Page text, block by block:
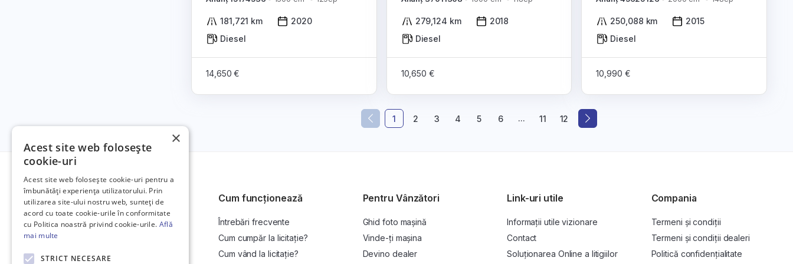
181,721 km
2020
Diesel
14,650 €
279,124 km
2018
Diesel
10,650 €
250,088 km
2015
Diesel
10,990 €
1 2 3 4 5 6 ... 11 12
Platformă de anunțuri auto și licitații
auto online.
Cum funcționează
Întrebări frecvente
Cum cumpăr la licitație?
Cum vând la licitație?
Pentru Vânzători
Ghid foto mașină
Vinde-ți mașina
Devino dealer
Link-uri utile
Informații utile vizionare
Contact
Soluționarea Online a litigiilor
Compania
Termeni și condiții
Termeni și condiții dealeri
Politică confidențialitate
×
Acest site web folosește
cookie-uri
Acest site web folosește cookie-uri pentru a
îmbunătăți experiența utilizatorului. Prin
utilizarea site-ului nostru web, sunteți de
acord cu toate cookie-urile în conformitate
cu Politica noastră privind cookie-urile. Află
mai multe
STRICT NECESARE